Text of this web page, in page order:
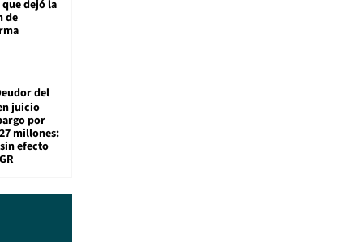
dejó la
de
del
juicio
por
millones:
efecto